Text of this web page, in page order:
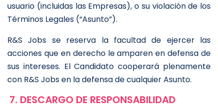
usuario (incluidas las Empresas), o su violación de los
Términos Legales (“Asunto”).
R&S Jobs se reserva la facultad de ejercer las
acciones que en derecho le amparen en defensa de
sus intereses. El Candidato cooperará plenamente
con R&S Jobs en la defensa de cualquier Asunto.
7. DESCARGO DE RESPONSABILIDAD